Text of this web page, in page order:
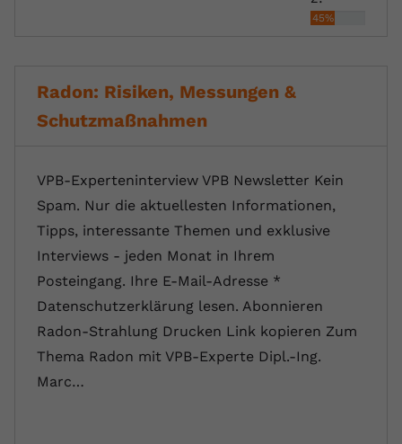
45%
Radon: Risiken, Messungen &
Schutzmaßnahmen
VPB-Experteninterview VPB Newsletter Kein
Spam. Nur die aktuellesten Informationen,
Tipps, interessante Themen und exklusive
Interviews - jeden Monat in Ihrem
Posteingang. Ihre E-Mail-Adresse *
Datenschutzerklärung lesen. Abonnieren
Radon-Strahlung Drucken Link kopieren Zum
Thema Radon mit VPB-Experte Dipl.-Ing.
Marc…